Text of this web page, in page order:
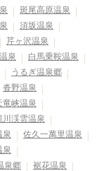
斑尾高原温泉
須坂温泉
芹ヶ沢温泉
泉
白馬乗鞍温泉
うるぎ温泉郷
沓野温泉
竜峡温泉
川渓雲温泉
泉
佐久一萬里温泉
泉
泉郷
裾花温泉